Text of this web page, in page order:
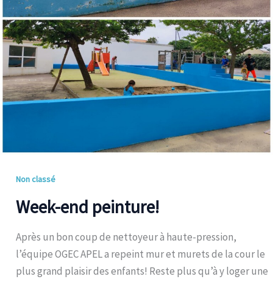
Non classé
Week-end peinture!
Après un bon coup de nettoyeur à haute-pression,
l’équipe OGEC APEL a repeint mur et murets de la cour le
plus grand plaisir des enfants! Reste plus qu’à y loger une